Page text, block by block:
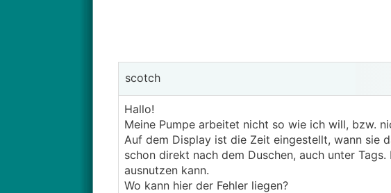
scotch
Hallo!
Meine Pumpe arbeitet nicht so wie ich will, bzw.
Auf dem Display ist die Zeit eingestellt, wann sie
schon direkt nach dem Duschen, auch unter
ausnutzen kann.
Wo kann hier der Fehler liegen?